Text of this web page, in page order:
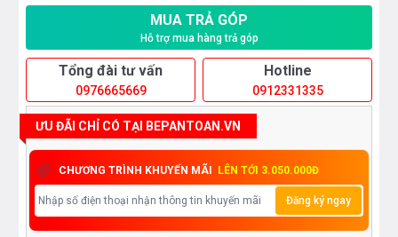
MUA TRẢ GÓP
Hỗ trợ mua hàng trả góp
Tổng đài tư vấn
0976665669
Hotline
0912331335
ƯU ĐÃI CHỈ CÓ TẠI BEPANTOAN.VN
CHƯƠNG TRÌNH KHUYẾN MÃI LÊN TỚI 3.050.000Đ
Đăng ký ngay